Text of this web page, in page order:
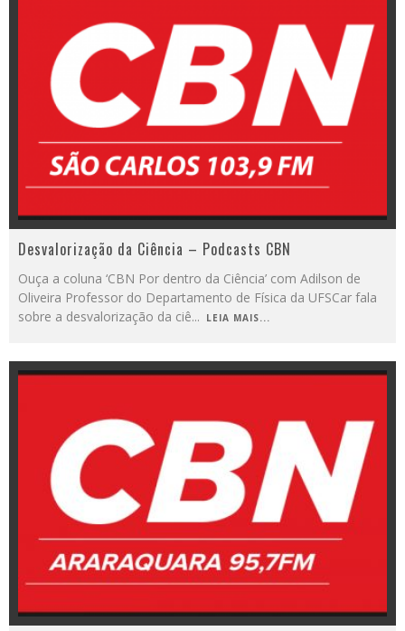
Desvalorização da Ciência – Podcasts CBN
Ouça a coluna ‘CBN Por dentro da Ciência’ com Adilson de
Oliveira Professor do Departamento de Física da UFSCar fala
sobre a desvalorização da ciê... LEIA MAIS...